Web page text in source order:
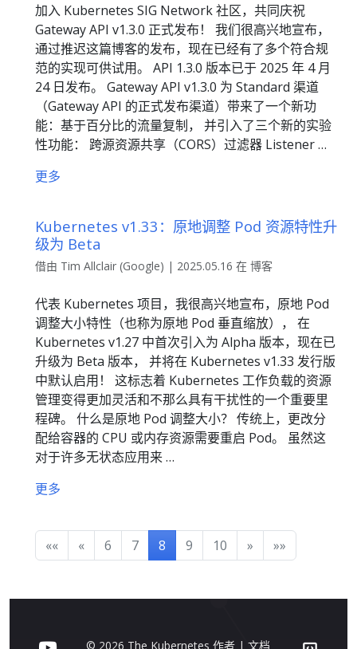
加入 Kubernetes SIG Network 社区，共同庆祝
Gateway API v1.3.0 正式发布！ 我们很高兴地宣布，
通过推迟这篇博客的发布，现在已经有了多个符合规
范的实现可供试用。 API 1.3.0 版本已于 2025 年 4 月
24 日发布。 Gateway API v1.3.0 为 Standard 渠道
（Gateway API 的正式发布渠道）带来了一个新功
能：基于百分比的流量复制， 并引入了三个新的实验
性功能： 跨源资源共享（CORS）过滤器 Listener …
更多
Kubernetes v1.33：原地调整 Pod 资源特性升
级为 Beta
借由 Tim Allclair (Google) | 2025.05.16 在 博客
代表 Kubernetes 项目，我很高兴地宣布，原地 Pod
调整大小特性（也称为原地 Pod 垂直缩放）， 在
Kubernetes v1.27 中首次引入为 Alpha 版本，现在已
升级为 Beta 版本， 并将在 Kubernetes v1.33 发行版
中默认启用！ 这标志着 Kubernetes 工作负载的资源
管理变得更加灵活和不那么具有干扰性的一个重要里
程碑。 什么是原地 Pod 调整大小？ 传统上，更改分
配给容器的 CPU 或内存资源需要重启 Pod。 虽然这
对于许多无状态应用来 …
更多
«« « 6 7 8 9 10 » »»
© 2026 The Kubernetes 作者 | 文档